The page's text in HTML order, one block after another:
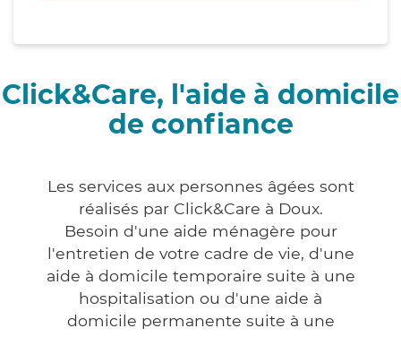
Click&Care, l'aide à domicile
de confiance
Les services aux personnes âgées sont
réalisés par Click&Care à Doux.
Besoin d'une aide ménagère pour
l'entretien de votre cadre de vie, d'une
aide à domicile temporaire suite à une
hospitalisation ou d'une aide à
domicile permanente suite à une